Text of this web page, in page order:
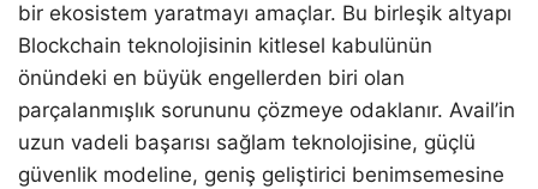
bir ekosistem yaratmayı amaçlar. Bu birleşik altyapı
Blockchain teknolojisinin kitlesel kabulünün
önündeki en büyük engellerden biri olan
parçalanmışlık sorununu çözmeye odaklanır. Avail’in
uzun vadeli başarısı sağlam teknolojisine, güçlü
güvenlik modeline, geniş geliştirici benimsemesine